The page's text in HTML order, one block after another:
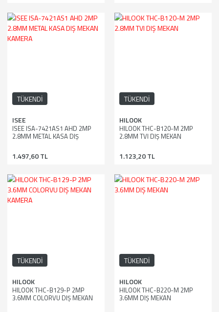
TÜKENDİ
ISEE
ISEE ISA-7421AS1 AHD 2MP
2.8MM METAL KASA DIŞ
1.497,60 TL
TÜKENDİ
HILOOK
HILOOK THC-B120-M 2MP
2.8MM TVI DIŞ MEKAN
1.123,20 TL
TÜKENDİ
HILOOK
HILOOK THC-B129-P 2MP
3.6MM COLORVU DIŞ MEKAN
TÜKENDİ
HILOOK
HILOOK THC-B220-M 2MP
3.6MM DIŞ MEKAN